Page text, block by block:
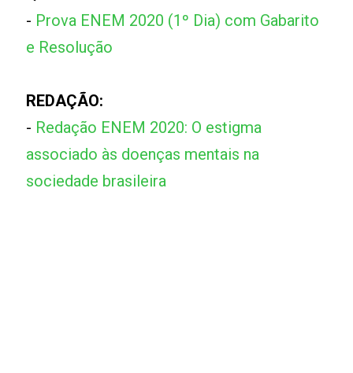
- Prova ENEM 2020 (1º Dia) com Gabarito
e Resolução
REDAÇÃO:
- Redação ENEM 2020: O estigma
associado às doenças mentais na
sociedade brasileira